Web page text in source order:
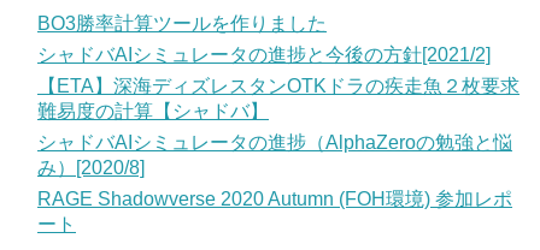
BO3勝率計算ツールを作りました
シャドバAIシミュレータの進捗と今後の方針[2021/2]
【ETA】深海ディズレスタンOTKドラの疾走魚２枚要求
難易度の計算【シャドバ】
シャドバAIシミュレータの進捗（AlphaZeroの勉強と悩
み）[2020/8]
RAGE Shadowverse 2020 Autumn (FOH環境) 参加レポ
ート